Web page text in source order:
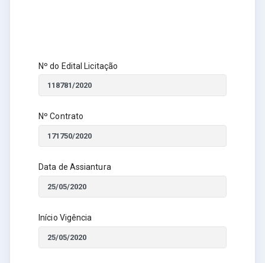
Nº do Edital Licitação
Nº Contrato
Data de Assiantura
Início Vigência